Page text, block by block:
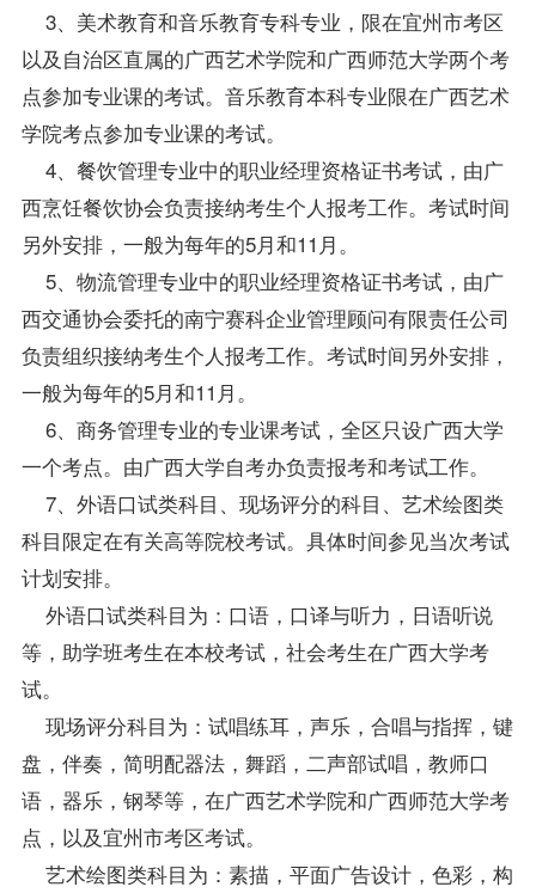
3、美术教育和音乐教育专科专业，限在宜州市考区
以及自治区直属的广西艺术学院和广西师范大学两个考
点参加专业课的考试。音乐教育本科专业限在广西艺术
学院考点参加专业课的考试。
4、餐饮管理专业中的职业经理资格证书考试，由广
西烹饪餐饮协会负责接纳考生个人报考工作。考试时间
另外安排，一般为每年的5月和11月。
5、物流管理专业中的职业经理资格证书考试，由广
西交通协会委托的南宁赛科企业管理顾问有限责任公司
负责组织接纳考生个人报考工作。考试时间另外安排，
一般为每年的5月和11月。
6、商务管理专业的专业课考试，全区只设广西大学
一个考点。由广西大学自考办负责报考和考试工作。
7、外语口试类科目、现场评分的科目、艺术绘图类
科目限定在有关高等院校考试。具体时间参见当次考试
计划安排。
外语口试类科目为：口语，口译与听力，日语听说
等，助学班考生在本校考试，社会考生在广西大学考
试。
现场评分科目为：试唱练耳，声乐，合唱与指挥，键
盘，伴奏，简明配器法，舞蹈，二声部试唱，教师口
语，器乐，钢琴等，在广西艺术学院和广西师范大学考
点，以及宜州市考区考试。
艺术绘图类科目为：素描，平面广告设计，色彩，构